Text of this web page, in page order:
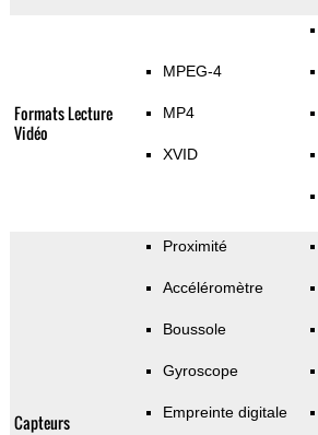
Formats Lecture
Vidéo
MPEG-4
MP4
XVID
Capteurs
Proximité
Accéléromètre
Boussole
Gyroscope
Empreinte digitale